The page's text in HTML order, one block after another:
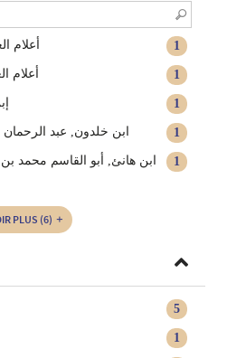
1 أعلام
1 أعلام
1
1 ابن خلدون, عبد الرحمان --
1
ابن هانئ, أبو القاسم محمد
PLUS (6)
5
1